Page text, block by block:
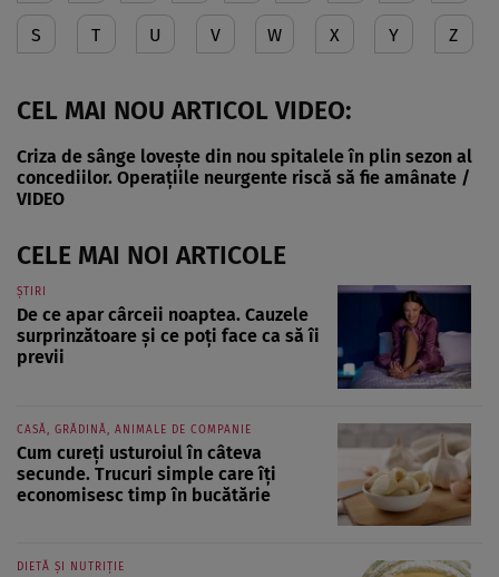
S T U V W X Y Z
CEL MAI NOU ARTICOL VIDEO:
Criza de sânge lovește din nou spitalele în plin sezon al
concediilor. Operațiile neurgente riscă să fie amânate /
VIDEO
CELE MAI NOI ARTICOLE
ȘTIRI
De ce apar cârceii noaptea. Cauzele
surprinzătoare și ce poți face ca să îi
previi
CASĂ, GRĂDINĂ, ANIMALE DE COMPANIE
Cum cureți usturoiul în câteva
secunde. Trucuri simple care îți
economisesc timp în bucătărie
DIETĂ ȘI NUTRIȚIE